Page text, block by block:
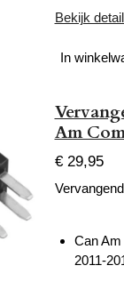
Bekijk
In
Am
€ 29,95
Can
2011-